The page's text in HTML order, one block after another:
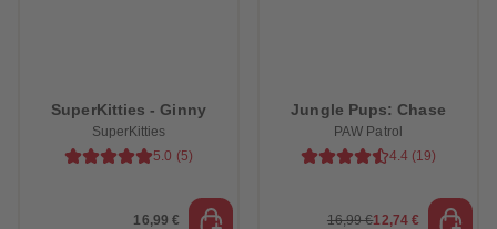
SuperKitties - Ginny
SuperKitties
5.0 (5)
16,99 €
Jungle Pups: Chase
PAW Patrol
4.4 (19)
16,99 €12,74 €